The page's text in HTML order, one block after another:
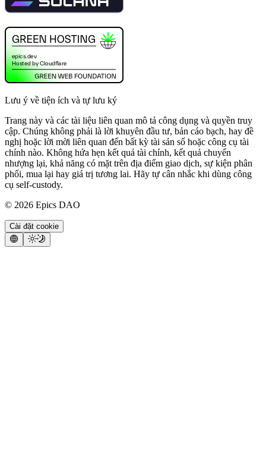
Lưu ý về tiện ích và tự lưu ký
Trang này và các tài liệu liên quan mô tả công dụng và quyền truy
cập. Chúng không phải là lời khuyên đầu tư, bản cáo bạch, hay đề
nghị hoặc lời mời liên quan đến bất kỳ tài sản số hoặc công cụ tài
chính nào. Không hứa hẹn kết quả tài chính, kết quả chuyển
nhượng lại, khả năng có mặt trên địa điểm giao dịch, sự kiện phân
phối, mua lại hay giá trị tương lai. Hãy tự cân nhắc khi dùng công
cụ self-custody.
© 2026 Epics DAO
Cài đặt cookie